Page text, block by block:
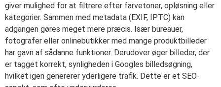
giver mulighed for at filtrere efter farvetoner, opløsning eller
kategorier. Sammen med metadata (EXIF, IPTC) kan
adgangen gøres meget mere præcis. Især bureauer,
fotografer eller onlinebutikker med mange produktbilleder
har gavn af sådanne funktioner. Derudover øger billeder, der
er tagget korrekt, synligheden i Googles billedsøgning,
hvilket igen genererer yderligere trafik. Dette er et SEO-